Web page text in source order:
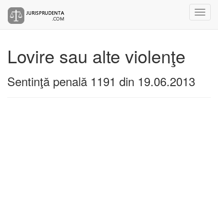
Lovire sau alte violenţe
Sentinţă penală 1191 din 19.06.2013